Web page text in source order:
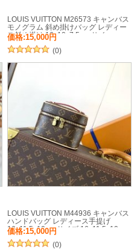
LOUIS VUITTON M26573 キャンバス
モノグラム 斜め掛けバッグ レディー
ス斜め掛け 16x10x7.5cm サイ
ズ:16x10x7.5cm
価格:15,000円
(0)
LOUIS VUITTON M44936 キャンバス
ハンドバッグ レディース手提げ
16x11.5x10cm サイズ:16x11.5x10cm
価格:15,000円
(0)